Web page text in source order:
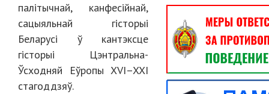
палітычнай, канфесійнай,
сацыяльнай гісторыі
Беларусі ў кантэксце
гісторыі Цэнтральна-
Ўсходняй Еўропы ХVI–XXI
стагоддзяў.